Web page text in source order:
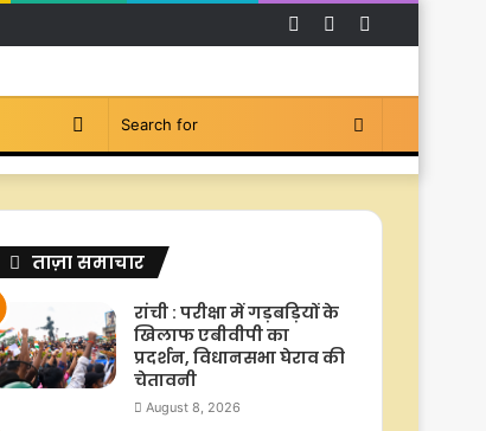
YouTube
Facebook
Search
for
Switch
skin
ताज़ा समाचार
रांची : परीक्षा में गड़बड़ियों के
खिलाफ एबीवीपी का
प्रदर्शन, विधानसभा घेराव की
चेतावनी
August 8, 2026